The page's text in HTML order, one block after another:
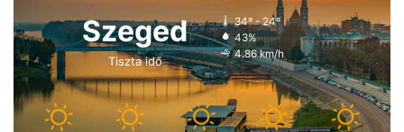
Szeged
Tiszta idő
34º - 24º
43%
4.86 km/h